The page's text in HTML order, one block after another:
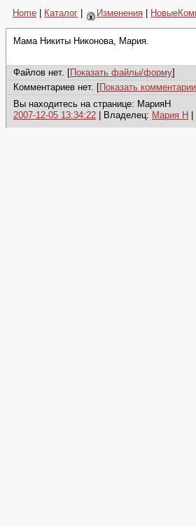
Home Каталог Изменения
Мама Никиты Никонова, Мария.
Файлов нет. [Показать файлы/форму]
Комментариев нет. [Показать
Вы находитесь на странице: МарияН
2007-12-05 13:34:22 | Владелец: Мария Н